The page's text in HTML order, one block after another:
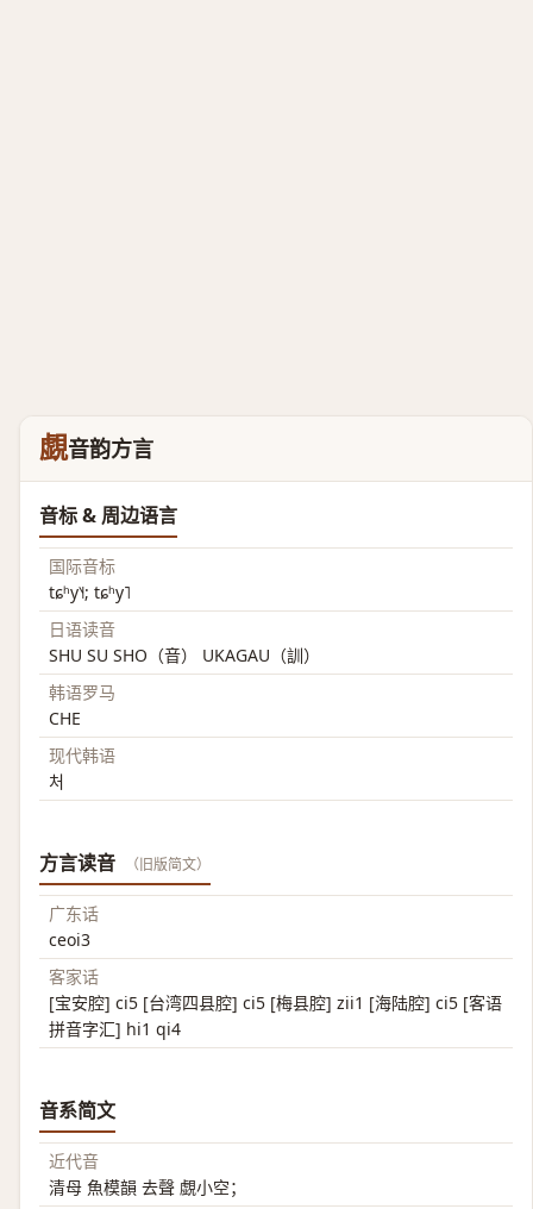
覷音韵方言
音标 & 周边语言
国际音标
tɕʰy˥˧; tɕʰy˥
日语读音
SHU SU SHO（音） UKAGAU（訓）
韩语罗马
CHE
现代韩语
처
方言读音 （旧版简文）
广东话
ceoi3
客家话
[宝安腔] ci5 [台湾四县腔] ci5 [梅县腔] zii1 [海陆腔] ci5 [客语
拼音字汇] hi1 qi4
音系简文
近代音
清母 魚模韻 去聲 覷小空；